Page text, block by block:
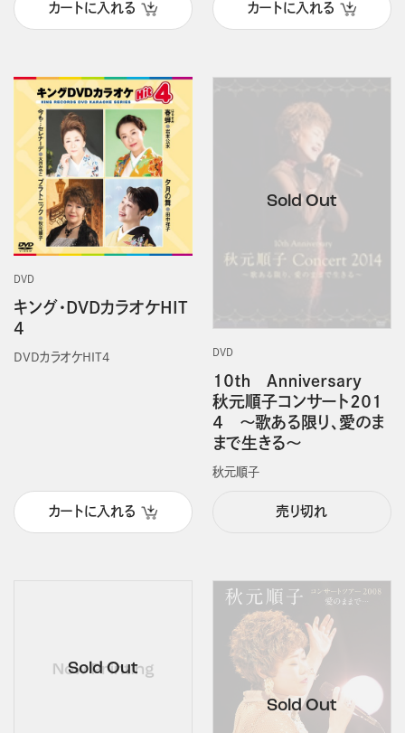
カートに入れる カートに入れる
DVD
キング・DVDカラオケHIT
4
DVDカラオケHIT4
カートに入れる
DVD
１０ｔｈ Ａｎｎｉｖｅｒｓａｒｙ
秋元順子コンサート２０１
４ ～歌ある限り、愛のま
まで生きる～
秋元順子
売り切れ